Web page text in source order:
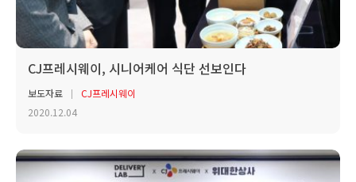
CJ프레시웨이, 시니어케어 식단 선보인다
보도자료
CJ프레시웨이
2020.12.04